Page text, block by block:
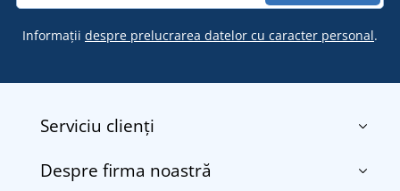
Informații despre prelucrarea datelor cu caracter personal.
Serviciu clienți
Contact
Despre firma noastră